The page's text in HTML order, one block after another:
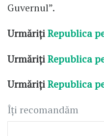
Guvernul”.
UrmărițiRepublica
UrmărițiRepublica
UrmărițiRepublica
Îți recomandăm